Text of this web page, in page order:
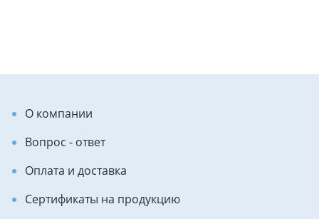
О компании
Вопрос - ответ
Оплата и доставка
Сертификаты на продукцию